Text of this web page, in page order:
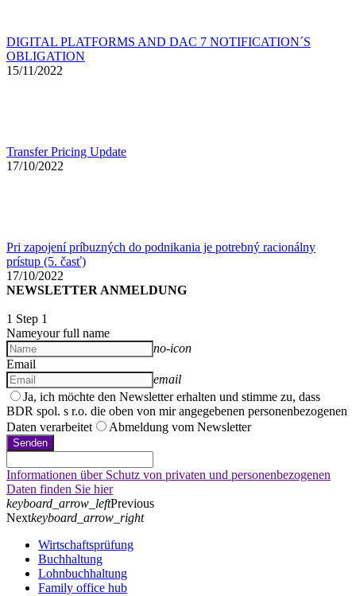
DIGITAL PLATFORMS AND DAC 7 NOTIFICATION´S
OBLIGATION
15/11/2022
Transfer Pricing Update
17/10/2022
Pri zapojení príbuzných do podnikania je potrebný racionálny
prístup (5. časť)
17/10/2022
NEWSLETTER ANMELDUNG
1 Step 1
Nameyour full name
no-icon
Email
email
Ja, ich möchte den Newsletter erhalten und stimme zu, dass
BDR spol. s r.o. die oben von mir angegebenen personenbezogenen
Daten verarbeitet
Abmeldung vom Newsletter
Senden
Informationen über Schutz von privaten und personenbezogenen
Daten finden Sie hier
keyboard_arrow_leftPrevious
Nextkeyboard_arrow_right
Wirtschaftsprüfung
Buchhaltung
Lohnbuchhaltung
Family office hub